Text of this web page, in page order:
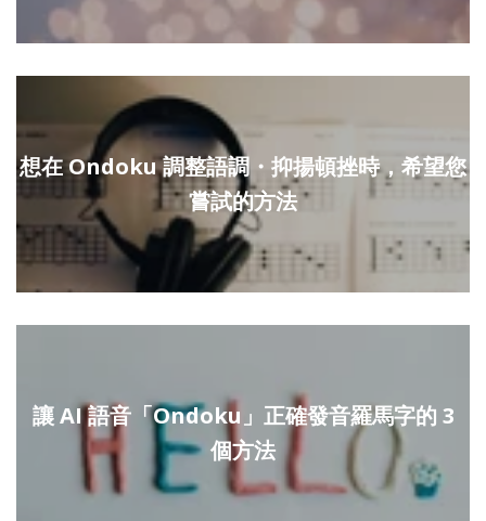
想在 Ondoku 調整語調・抑揚頓挫時，希望您
嘗試的方法
讓 AI 語音「Ondoku」正確發音羅馬字的 3
個方法